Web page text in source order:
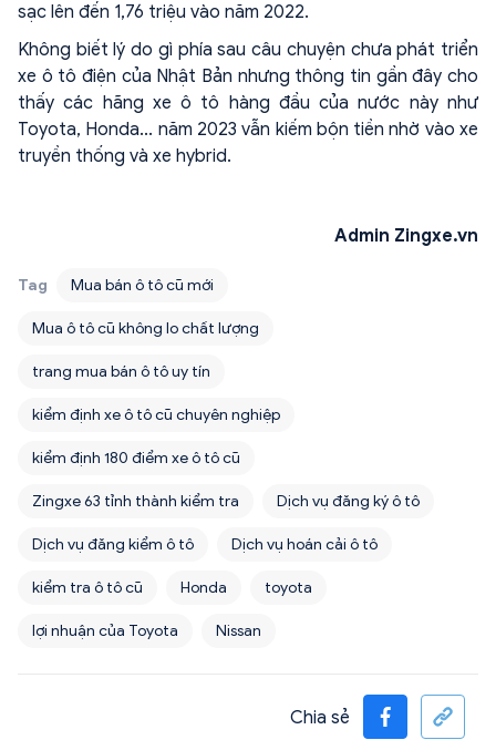
sạc lên đến 1,76 triệu vào năm 2022.
Không biết lý do gì phía sau câu chuyện chưa phát triển
xe ô tô điện của Nhật Bản nhưng thông tin gần đây cho
thấy các hãng xe ô tô hàng đầu của nước này như
Toyota, Honda... năm 2023 vẫn kiếm bộn tiền nhờ vào xe
truyền thống và xe hybrid.
Admin Zingxe.vn
Tag Mua bán ô tô cũ mới
Mua ô tô cũ không lo chất lượng
trang mua bán ô tô uy tín
kiểm định xe ô tô cũ chuyên nghiệp
kiểm định 180 điểm xe ô tô cũ
Zingxe 63 tỉnh thành kiểm tra Dịch vụ đăng ký ô tô
Dịch vụ đăng kiểm ô tô Dịch vụ hoán cải ô tô
kiểm tra ô tô cũ Honda toyota
lợi nhuận của Toyota Nissan
Chia sẻ